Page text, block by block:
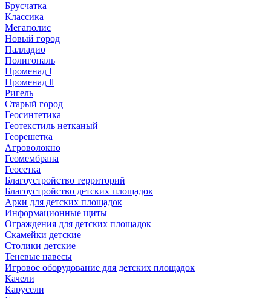
Брусчатка
Классика
Мегаполис
Новый город
Палладио
Полигональ
Променад l
Променад ll
Ригель
Старый город
Геосинтетика
Геотекстиль нетканый
Георешетка
Агроволокно
Геомембрана
Геосетка
Благоустройство территорий
Благоустройство детских площадок
Арки для детских площадок
Информационные щиты
Ограждения для детских площадок
Скамейки детские
Столики детские
Теневые навесы
Игровое оборудование для детских площадок
Качели
Карусели